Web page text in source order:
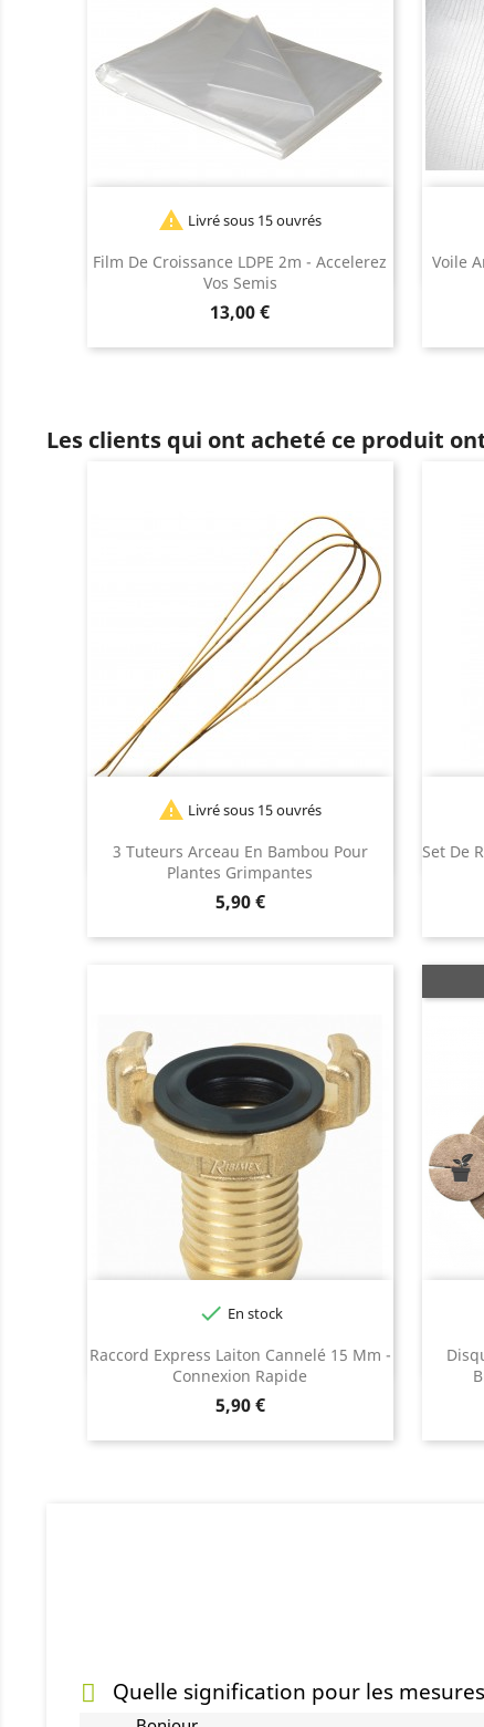
Film De Croissance LDPE 2m - Accelerez
Vos Semis
Prix
13,00 €
 Livré sous 15 ouvrés
Voile
Les clients qui ont acheté ce produit
3 Tuteurs Arceau En Bambou Pour
Plantes Grimpantes
Prix
5,90 €
 Livré sous 15 ouvrés
Set De
Raccord Express Laiton Cannelé 15 Mm -
Connexion Rapide
Prix
5,90 €
 En stock
Quelle signification pour les